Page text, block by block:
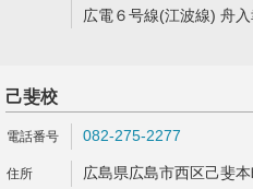
広電６号線(江波線) 舟
己斐校
082-275-2277
広島県広島市西区己斐